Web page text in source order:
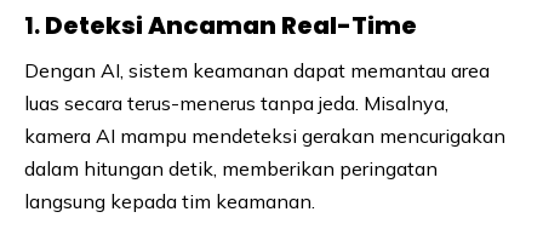
1.Deteksi Ancaman Real-Time
Dengan AI, sistem keamanan dapat memantau area
luas secara terus-menerus tanpa jeda. Misalnya,
kamera AI mampu mendeteksi gerakan mencurigakan
dalam hitungan detik, memberikan peringatan
langsung kepada tim keamanan.